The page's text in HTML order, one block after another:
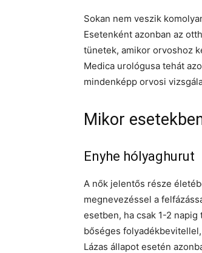
Sokan nem veszik
Esetenként azonban az
tünetek, amikor orvoshoz
Medica urológusa tehát
mindenképp orvosi
Mikor
Enyhe hólyaghurut
A nők jelentős része
megnevezéssel a
esetben, ha csak 1-2
bőséges
Lázas állapot esetén